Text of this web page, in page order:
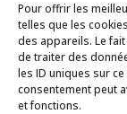
Pour offrir les
telles que les
des appareils. Le
de traiter des
les ID uniques sur
consentement peut
et fonctions.